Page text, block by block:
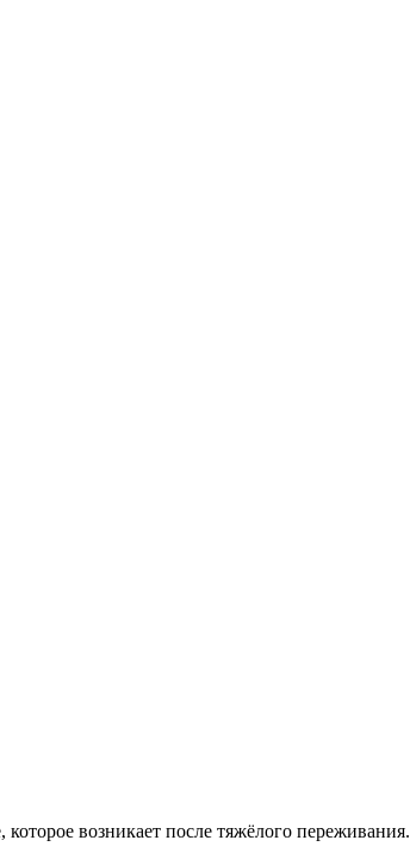
возникает после тяжёлого переживания.